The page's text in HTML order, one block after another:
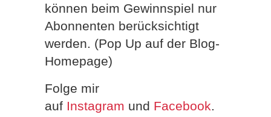
können beim Gewinnspiel nur
Abonnenten berücksichtigt
werden. (Pop Up auf der Blog-
Homepage)
Folge mir
auf Instagram und Facebook.